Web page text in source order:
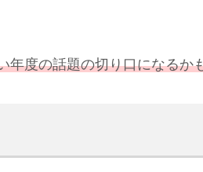
年度の話題の切り口になるか